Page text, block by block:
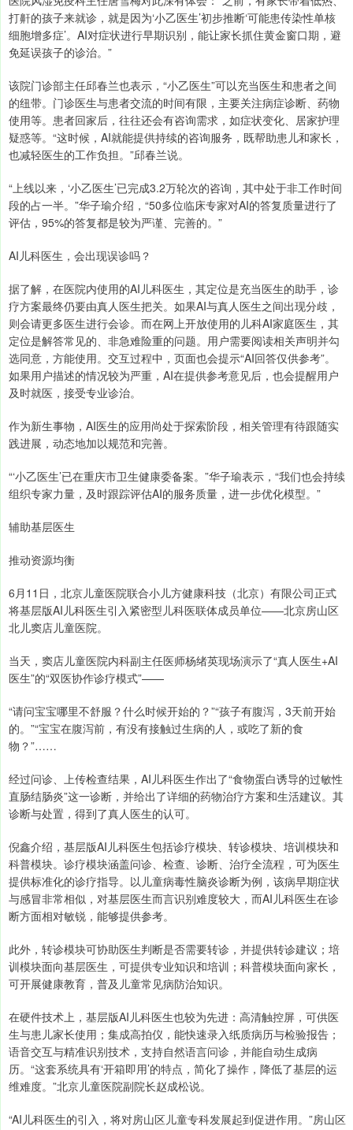
打鼾的孩子来就诊，就是因为‘小乙医生’初步推断‘可能患传染性单核
细胞增多症’。AI对症状进行早期识别，能让家长抓住黄金窗口期，避
免延误孩子的诊治。”
该院门诊部主任邱春兰也表示，“小乙医生”可以充当医生和患者之间
的纽带。门诊医生与患者交流的时间有限，主要关注病症诊断、药物
使用等。患者回家后，往往还会有咨询需求，如症状变化、居家护理
疑惑等。“这时候，AI就能提供持续的咨询服务，既帮助患儿和家长，
也减轻医生的工作负担。”邱春兰说。
“上线以来，‘小乙医生’已完成3.2万轮次的咨询，其中处于非工作时间
段的占一半。”华子瑜介绍，“50多位临床专家对AI的答复质量进行了
评估，95%的答复都是较为严谨、完善的。”
AI儿科医生，会出现误诊吗？
据了解，在医院内使用的AI儿科医生，其定位是充当医生的助手，诊
疗方案最终仍要由真人医生把关。如果AI与真人医生之间出现分歧，
则会请更多医生进行会诊。而在网上开放使用的儿科AI家庭医生，其
定位是解答常见的、非急难险重的问题。用户需要阅读相关声明并勾
选同意，方能使用。交互过程中，页面也会提示“AI回答仅供参考”。
如果用户描述的情况较为严重，AI在提供参考意见后，也会提醒用户
及时就医，接受专业诊治。
作为新生事物，AI医生的应用尚处于探索阶段，相关管理有待跟随实
践进展，动态地加以规范和完善。
“‘小乙医生’已在重庆市卫生健康委备案。”华子瑜表示，“我们也会持续
组织专家力量，及时跟踪评估AI的服务质量，进一步优化模型。”
辅助基层医生
推动资源均衡
6月11日，北京儿童医院联合小儿方健康科技（北京）有限公司正式
将基层版AI儿科医生引入紧密型儿科医联体成员单位——北京房山区
北儿窦店儿童医院。
当天，窦店儿童医院内科副主任医师杨绪英现场演示了“真人医生+AI
医生”的“双医协作诊疗模式”——
“请问宝宝哪里不舒服？什么时候开始的？”“孩子有腹泻，3天前开始
的。”“宝宝在腹泻前，有没有接触过生病的人，或吃了新的食
物？”……
经过问诊、上传检查结果，AI儿科医生作出了“食物蛋白诱导的过敏性
直肠结肠炎”这一诊断，并给出了详细的药物治疗方案和生活建议。其
诊断与处置，得到了真人医生的认可。
倪鑫介绍，基层版AI儿科医生包括诊疗模块、转诊模块、培训模块和
科普模块。诊疗模块涵盖问诊、检查、诊断、治疗全流程，可为医生
提供标准化的诊疗指导。以儿童病毒性脑炎诊断为例，该病早期症状
与感冒非常相似，对基层医生而言识别难度较大，而AI儿科医生在诊
断方面相对敏锐，能够提供参考。
此外，转诊模块可协助医生判断是否需要转诊，并提供转诊建议；培
训模块面向基层医生，可提供专业知识和培训；科普模块面向家长，
可开展健康教育，普及儿童常见病防治知识。
在硬件技术上，基层版AI儿科医生也较为先进：高清触控屏，可供医
生与患儿家长使用；集成高拍仪，能快速录入纸质病历与检验报告；
语音交互与精准识别技术，支持自然语言问诊，并能自动生成病
历。“这套系统具有‘开箱即用’的特点，简化了操作，降低了基层的运
维难度。”北京儿童医院副院长赵成松说。
“AI儿科医生的引入，将对房山区儿童专科发展起到促进作用。”房山区